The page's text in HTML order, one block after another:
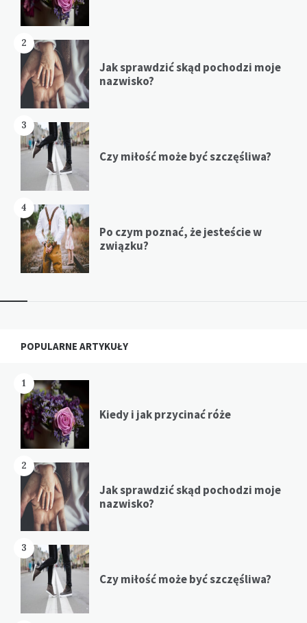
2
Jak sprawdzić skąd pochodzi moje
nazwisko?
3
Czy miłość może być szczęśliwa?
4
Po czym poznać, że jesteście w
związku?
Widgets
POPULARNE ARTYKUŁY
1
Kiedy i jak przycinać róże
2
Jak sprawdzić skąd pochodzi moje
nazwisko?
3
Czy miłość może być szczęśliwa?